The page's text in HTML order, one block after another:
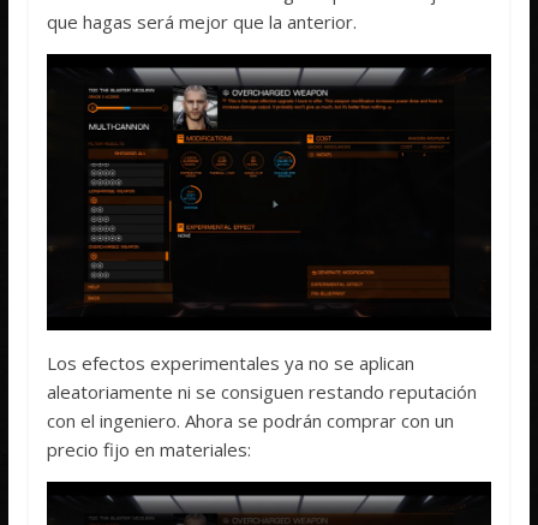
que hagas será mejor que la anterior.
Los efectos experimentales ya no se aplican
aleatoriamente ni se consiguen restando reputación
con el ingeniero. Ahora se podrán comprar con un
precio fijo en materiales: